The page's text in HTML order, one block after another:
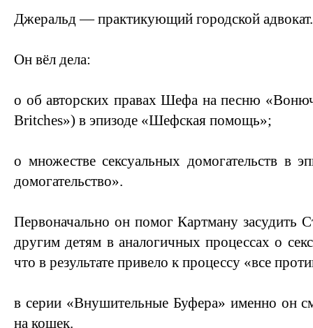
Джеральд — практикующий городской
Он вёл дела:
o об авторских правах Шефа на песню
Britches») в эпизоде «Шефская помощь»;
о множестве сексуальных домогательств в
домогательство».
Первоначально он помог Картману засудить
другим детям в аналогичных процессах о
что в результате привело к процессу «все
в серии «Внушительные Буфера» именно он
на кошек.